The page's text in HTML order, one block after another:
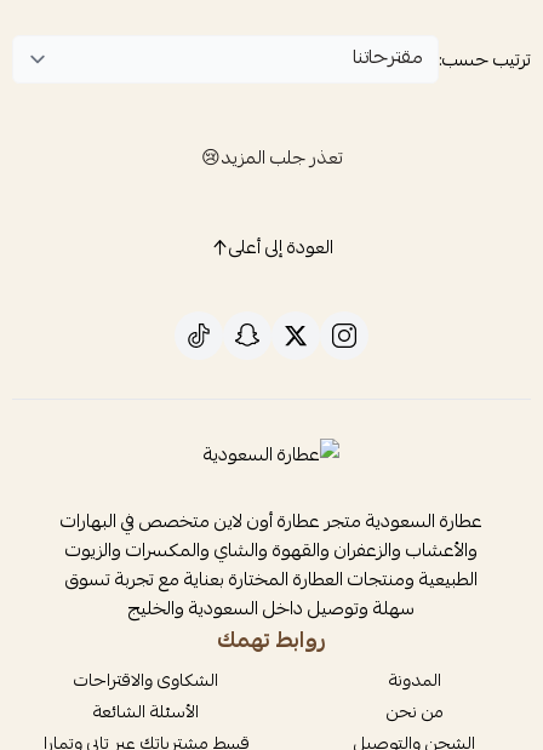
ترتيب حسب:
تعذر جلب المزيد😢
العودة إلى أعلى
عطارة السعودية متجر عطارة أون لاين متخصص في البهارات
والأعشاب والزعفران والقهوة والشاي والمكسرات والزيوت
الطبيعية ومنتجات العطارة المختارة بعناية مع تجربة تسوق
سهلة وتوصيل داخل السعودية والخليج
روابط تهمك
المدونة
من نحن
الشحن والتوصيل
الشكاوى والاقتراحات
الأسئلة الشائعة
قسط مشترياتك عبر تابي وتمارا